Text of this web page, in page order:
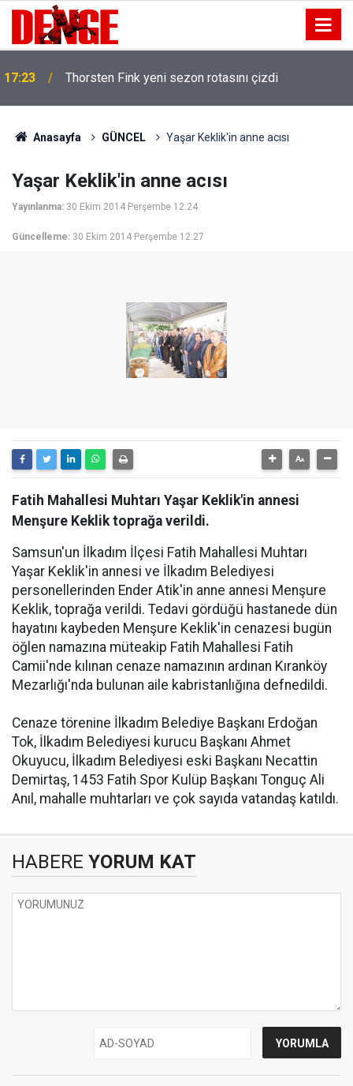
17:23 Thorsten Fink yeni sezon rotasını çizdi
Anasayfa GÜNCEL Yaşar Keklik'in anne acısı
Yaşar Keklik'in anne acısı
Yayınlanma: 30 Ekim 2014 Perşembe 12:24
Güncelleme: 30 Ekim 2014 Perşembe 12:27
Fatih Mahallesi Muhtarı Yaşar Keklik'in annesi
Menşure Keklik toprağa verildi.
Samsun'un İlkadım İlçesi Fatih Mahallesi Muhtarı
Yaşar Keklik'in annesi ve İlkadım Belediyesi
personellerinden Ender Atik'in anne annesi Menşure
Keklik, toprağa verildi. Tedavi gördüğü hastanede dün
hayatını kaybeden Menşure Keklik'in cenazesi bugün
öğlen namazına müteakip Fatih Mahallesi Fatih
Camii'nde kılınan cenaze namazının ardınan Kıranköy
Mezarlığı'nda bulunan aile kabristanlığına defnedildi.
Cenaze törenine İlkadım Belediye Başkanı Erdoğan
Tok, İlkadım Belediyesi kurucu Başkanı Ahmet
Okuyucu, İlkadım Belediyesi eski Başkanı Necattin
Demirtaş, 1453 Fatih Spor Kulüp Başkanı Tonguç Ali
Anıl, mahalle muhtarları ve çok sayıda vatandaş katıldı.
HABERE YORUM KAT